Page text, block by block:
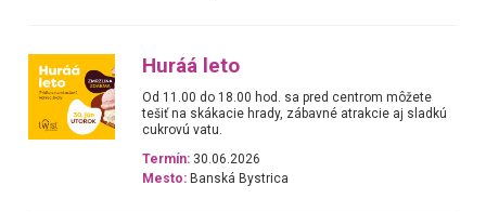
Huráá leto
Od 11.00 do 18.00 hod. sa pred centrom môžete
tešiť na skákacie hrady, zábavné atrakcie aj sladkú
cukrovú vatu.
Termín: 30.06.2026
Mesto: Banská Bystrica